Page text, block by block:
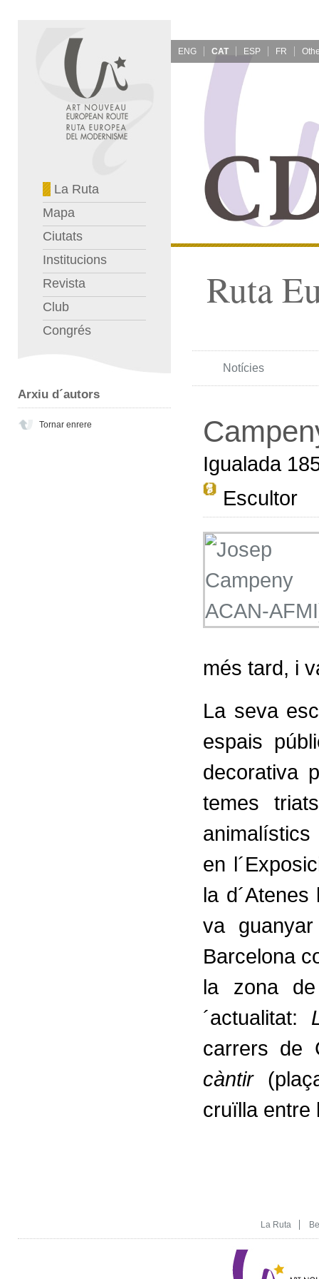
La Ruta
Mapa
Ciutats
Institucions
Revista
Club
Congrés
Arxiu d´autors
Tornar enrere
ENG CAT ESP FR
Ruta
Notícies
Igualada
Escultor
més tard, i
La seva
espais
decorativa
temes
animalístics
en
la d´Atenes
va
Barcelona
la zona
´actualitat:
carrers de
càntir
cruïlla entre
La Ruta